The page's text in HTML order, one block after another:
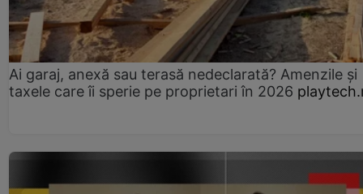
Ai garaj, anexă sau terasă nedeclarată? Amenzile și
taxele care îi sperie pe proprietari în 2026